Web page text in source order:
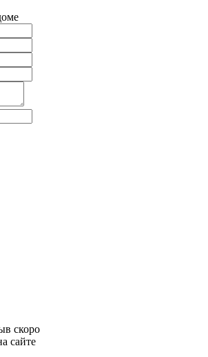
скоро
сайте